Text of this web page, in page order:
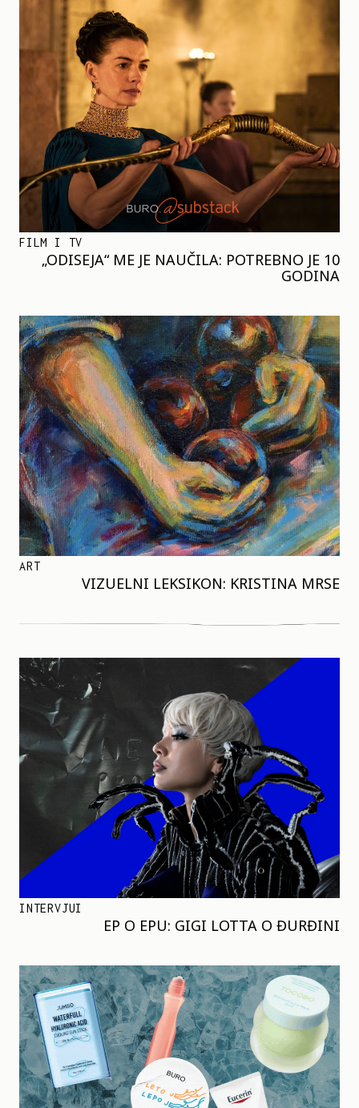
FILM I TV
„ODISEJA“ ME JE NAUČILA: POTREBNO JE 10
GODINA
ART
VIZUELNI LEKSIKON: KRISTINA MRSE
INTERVJUI
EP O EPU: GIGI LOTTA O ĐURĐINI